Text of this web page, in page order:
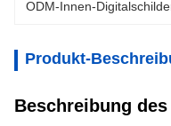
ODM-Innen-
Produkt-
Beschreibung